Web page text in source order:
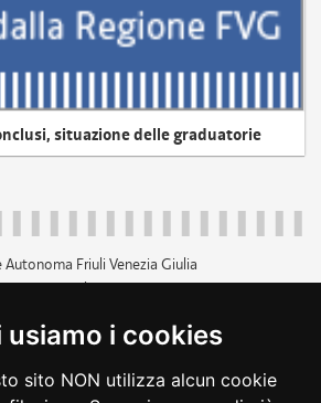
usiamo i cookies
sito NON utilizza alcun cookie
situazione delle graduatorie
Autonoma Friuli Venezia Giulia
p.iva 00526040324
+39 040 3771111